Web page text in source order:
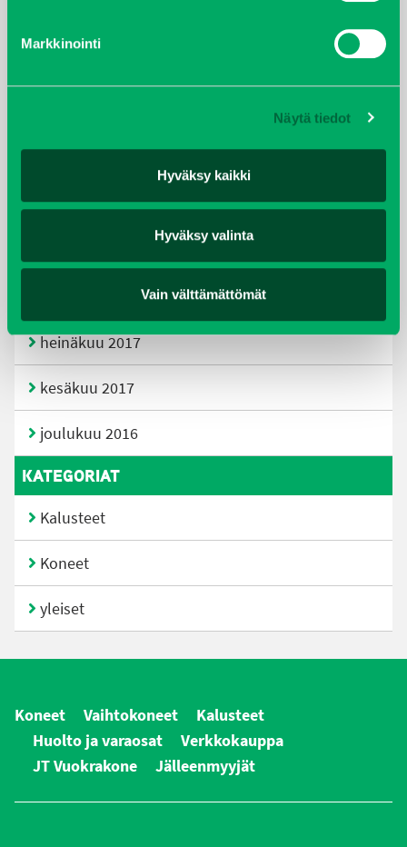
Markkinointi
Näytä tiedot
Hyväksy kaikki
Hyväksy valinta
Vain välttämättömät
elokuu 2018
heinäkuu 2017
kesäkuu 2017
joulukuu 2016
KATEGORIAT
Kalusteet
Koneet
yleiset
Koneet Vaihtokoneet
Kalusteet
Huolto ja varaosat
Verkkokauppa
JT Vuokrakone
Jälleenmyyjät